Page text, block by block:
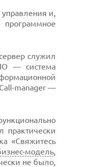
управления и,
служил
— система
manager —
практически
«Свяжитесь
модель,
не было,